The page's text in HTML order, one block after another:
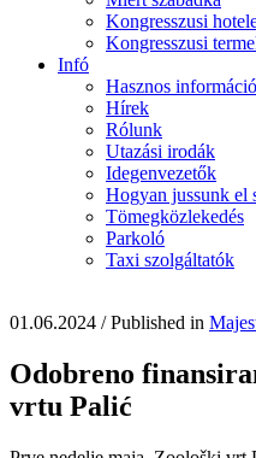
Kongresszusi
Kongresszusi
Infó
Hasznos
Hírek
Rólunk
Utazási irodák
Idegenvezetők
Hogyan jussunk el
Tömegközlekedés
Parkoló
Taxi szolgáltatók
01.06.2024 /Published in
Odobreno
vrtu Palić